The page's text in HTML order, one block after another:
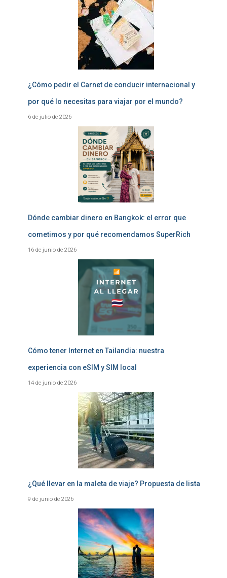
¿Cómo pedir el Carnet de conducir internacional y
por qué lo necesitas para viajar por el mundo?
6 de julio de 2026
Dónde cambiar dinero en Bangkok: el error que
cometimos y por qué recomendamos SuperRich
16 de junio de 2026
Cómo tener Internet en Tailandia: nuestra
experiencia con eSIM y SIM local
14 de junio de 2026
¿Qué llevar en la maleta de viaje? Propuesta de lista
9 de junio de 2026